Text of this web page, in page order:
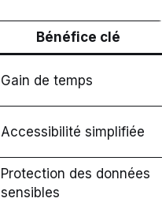
Bénéfice clé
Gain de temps
Accessibilité simplifiée
Protection des données
sensibles